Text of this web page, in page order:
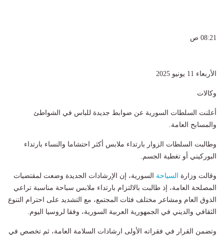
08:21 ص
الأربعاء 11 يونيو 2025
وكالات
أعلنت السلطات السورية عن ضوابط جديدة للباس في الشواطئ
والمسابح العامة.
وطالبت السلطات الزوار بارتداء ملابس أكثر احتشاما والنساء بارتداء
البوركيني أو تغطية الجسم.
وقالت وزارة السياحة السورية، إن الإرشادات الجديدة وضعت لمقتضيات
المصلحة العامة، إذ طالبت بالالتزام بارتداء ملابس سباحة مناسبة تراعي
الذوق العام ومشاعر مختلف فئات المجتمع، مع التشديد على احترام التنوع
الثقافي والديني في الجمهورية العربية السورية، وفقا لروسيا اليوم.
وتضمن القرار في فقراته الأولى ارشادات السلامة العامة، ثم تخصص في